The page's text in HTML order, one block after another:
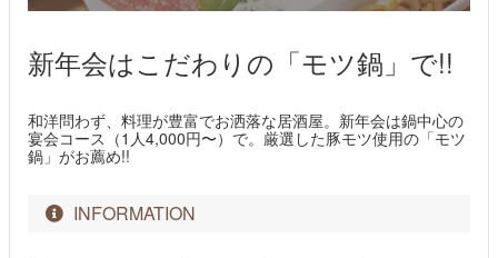
新年会はこだわりの「モツ鍋」で!!
和洋問わず、料理が豊富でお洒落な居酒屋。新年会は鍋中心の
宴会コース（1人4,000円〜）で。厳選した豚モツ使用の「モツ
鍋」がお薦め!!
INFORMATION